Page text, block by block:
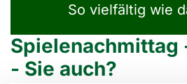
So vielfältig wie
Spielenachmittag
- Sie auch?